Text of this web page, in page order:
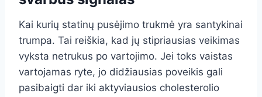
Kai kurių statinų pusėjimo trukmė yra santykinai
trumpa. Tai reiškia, kad jų stipriausias veikimas
vyksta netrukus po vartojimo. Jei toks vaistas
vartojamas ryte, jo didžiausias poveikis gali
pasibaigti dar iki aktyviausios cholesterolio